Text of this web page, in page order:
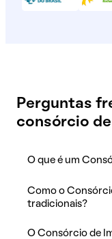
Perguntas
consórcio
O que é um
Como o
tradicionais?
O Consórcio de